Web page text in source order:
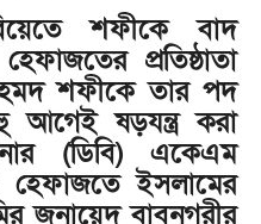
শফীকে বাদ
প্রতিষ্ঠাতা
শফীকে তার পদ
আগেই ষড়যন্ত্র করা
(ডিবি) একেএম
হেফাজতে ইসলামের
জুনায়েদ বাবুনগরীর